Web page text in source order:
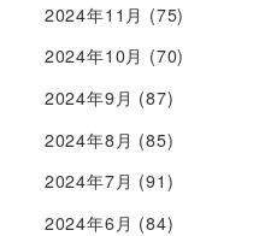
2024年11月 (75)
2024年10月 (70)
2024年9月 (87)
2024年8月 (85)
2024年7月 (91)
2024年6月 (84)